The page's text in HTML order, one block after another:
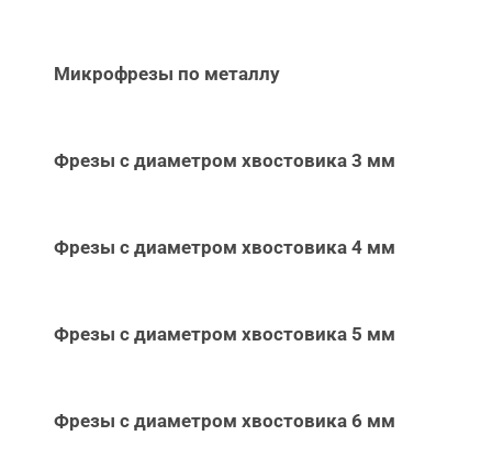
Микрофрезы по металлу
Фрезы с диаметром хвостовика 3 мм
Фрезы с диаметром хвостовика 4 мм
Фрезы с диаметром хвостовика 5 мм
Фрезы с диаметром хвостовика 6 мм